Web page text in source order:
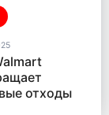
отходы